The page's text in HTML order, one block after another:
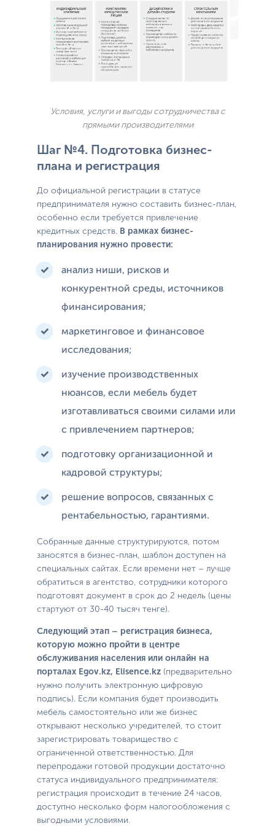
Условия, услуги и выгоды сотрудничества с
прямыми производителями
Шаг №4. Подготовка бизнес-
плана и регистрация
До официальной регистрации в статусе
предпринимателя нужно составить бизнес-план,
особенно если требуется привлечение
кредитных средств. В рамках бизнес-
планирования нужно провести:
анализ ниши, рисков и
конкурентной среды, источников
финансирования;
маркетинговое и финансовое
исследования;
изучение производственных
нюансов, если мебель будет
изготавливаться своими силами или
с привлечением партнеров;
подготовку организационной и
кадровой структуры;
решение вопросов, связанных с
рентабельностью, гарантиями.
Собранные данные структурируются, потом
заносятся в бизнес-план, шаблон доступен на
специальных сайтах. Если времени нет – лучше
обратиться в агентство, сотрудники которого
подготовят документ в срок до 2 недель (цены
стартуют от 30-40 тысяч тенге).
Следующий этап – регистрация бизнеса,
которую можно пройти в центре
обслуживания населения или онлайн на
порталах Egov.kz, Elisence.kz (предварительно
нужно получить электронную цифровую
подпись). Если компания будет производить
мебель самостоятельно или же бизнес
открывают несколько учредителей, то стоит
зарегистрировать товарищество с
ограниченной ответственностью. Для
перепродажи готовой продукции достаточно
статуса индивидуального предпринимателя:
регистрация происходит в течение 24 часов,
доступно несколько форм налогообложения с
выгодными условиями.